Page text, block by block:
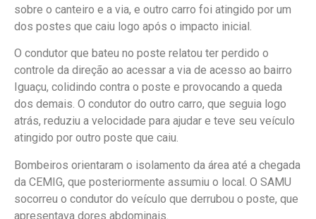
sobre o canteiro e a via, e outro carro foi atingido por um
dos postes que caiu logo após o impacto inicial.
O condutor que bateu no poste relatou ter perdido o
controle da direção ao acessar a via de acesso ao bairro
Iguaçu, colidindo contra o poste e provocando a queda
dos demais. O condutor do outro carro, que seguia logo
atrás, reduziu a velocidade para ajudar e teve seu veículo
atingido por outro poste que caiu.
Bombeiros orientaram o isolamento da área até a chegada
da CEMIG, que posteriormente assumiu o local. O SAMU
socorreu o condutor do veículo que derrubou o poste, que
apresentava dores abdominais.